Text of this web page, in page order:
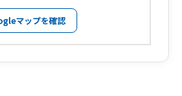
マップを確認